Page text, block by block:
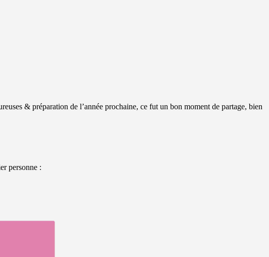
& préparation de l’année prochaine, ce fut un bon moment de partage, bien
personne :